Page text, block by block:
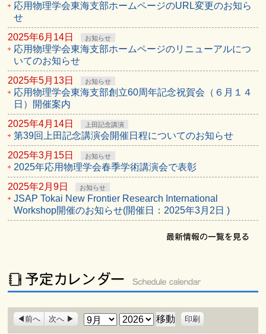
応用物理学会東海支部ホームページのURL変更のお知ら
せ
2025年6月14日
お知らせ
応用物理学会東海支部ホームページのリニューアルにつ
いてのお知らせ
2025年5月13日
お知らせ
応用物理学会東海支部創立60周年記念祝賀会（６月１４
日）開催案内
2025年4月14日
上田記念講演
第39回上田記念講演会開催日程についてのお知らせ
2025年3月15日
お知らせ
2025年応用物理学会春季学術講演会で表彰
2025年2月9日
お知らせ
JSAP Tokai New Frontier Research International
Workshop開催のお知らせ(開催日：2025年3月2日 )
前へ 次へ 月 年 印刷
示